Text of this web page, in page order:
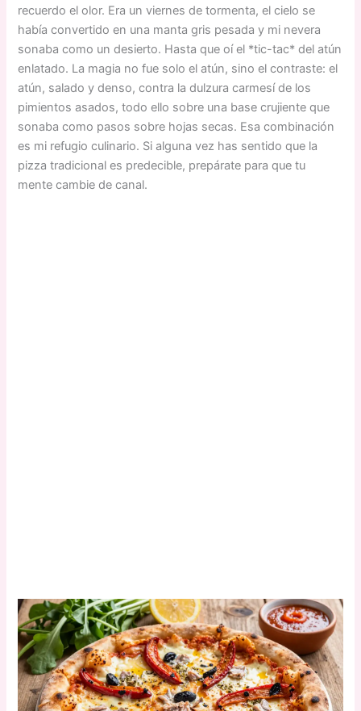
recuerdo el olor. Era un viernes de tormenta, el cielo se
había convertido en una manta gris pesada y mi nevera
sonaba como un desierto. Hasta que oí el *tic-tac* del atún
enlatado. La magia no fue solo el atún, sino el contraste: el
atún, salado y denso, contra la dulzura carmesí de los
pimientos asados, todo ello sobre una base crujiente que
sonaba como pasos sobre hojas secas. Esa combinación
es mi refugio culinario. Si alguna vez has sentido que la
pizza tradicional es predecible, prepárate para que tu
mente cambie de canal.